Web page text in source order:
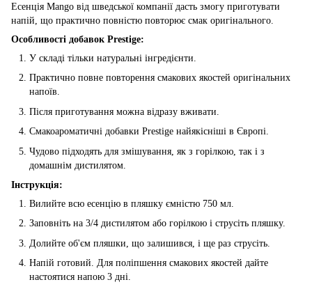
Есенція Mango від шведської компанії дасть змогу приготувати
напій, що практично повністю повторює смак оригінального.
Особливості добавок Prestige:
У складі тільки натуральні інгредієнти.
Практично повне повторення смакових якостей оригінальних
напоїв.
Після приготування можна відразу вживати.
Смакоароматичні добавки Prestige найякісніші в Європі.
Чудово підходять для змішування, як з горілкою, так і з
домашнім дистилятом.
Інструкція:
Вилийте всю есенцію в пляшку ємністю 750 мл.
Заповніть на 3/4 дистилятом або горілкою і струсіть пляшку.
Долийте об'єм пляшки, що залишився, і ще раз струсіть.
Напій готовий. Для поліпшення смакових якостей дайте
настоятися напою 3 дні.